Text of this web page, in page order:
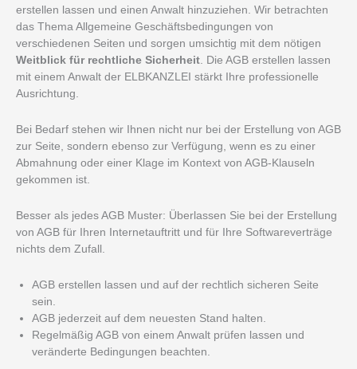
erstellen lassen und einen Anwalt hinzuziehen. Wir betrachten
das Thema Allgemeine Geschäftsbedingungen von
verschiedenen Seiten und sorgen umsichtig mit dem nötigen
Weitblick für rechtliche Sicherheit . Die AGB erstellen lassen
mit einem Anwalt der ELBKANZLEI stärkt Ihre professionelle
Ausrichtung.
Bei Bedarf stehen wir Ihnen nicht nur bei der Erstellung von AGB
zur Seite, sondern ebenso zur Verfügung, wenn es zu einer
Abmahnung oder einer Klage im Kontext von AGB-Klauseln
gekommen ist.
Besser als jedes AGB Muster: Überlassen Sie bei der Erstellung
von AGB für Ihren Internetauftritt und für Ihre Softwareverträge
nichts dem Zufall.
AGB erstellen lassen und auf der rechtlich sicheren Seite
sein.
AGB jederzeit auf dem neuesten Stand halten.
Regelmäßig AGB von einem Anwalt prüfen lassen und
veränderte Bedingungen beachten.